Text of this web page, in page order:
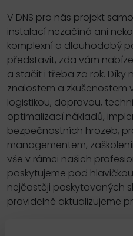
V DNS pro nás projekt
instalací nezačíná ani
komplexní a dlouhodobý
představit, zda vám
a stačit i třeba za rok. Díky
znalostem a zkušenostem
logistikou, dopravou,
optimalizací nákladů,
bezpečnostních hrozeb,
managementem,
vše v rámci našich
poskytujeme pod hlavičkou
nejčastěji poskytovaných
pravidelně aktualizujeme
Výčet však není